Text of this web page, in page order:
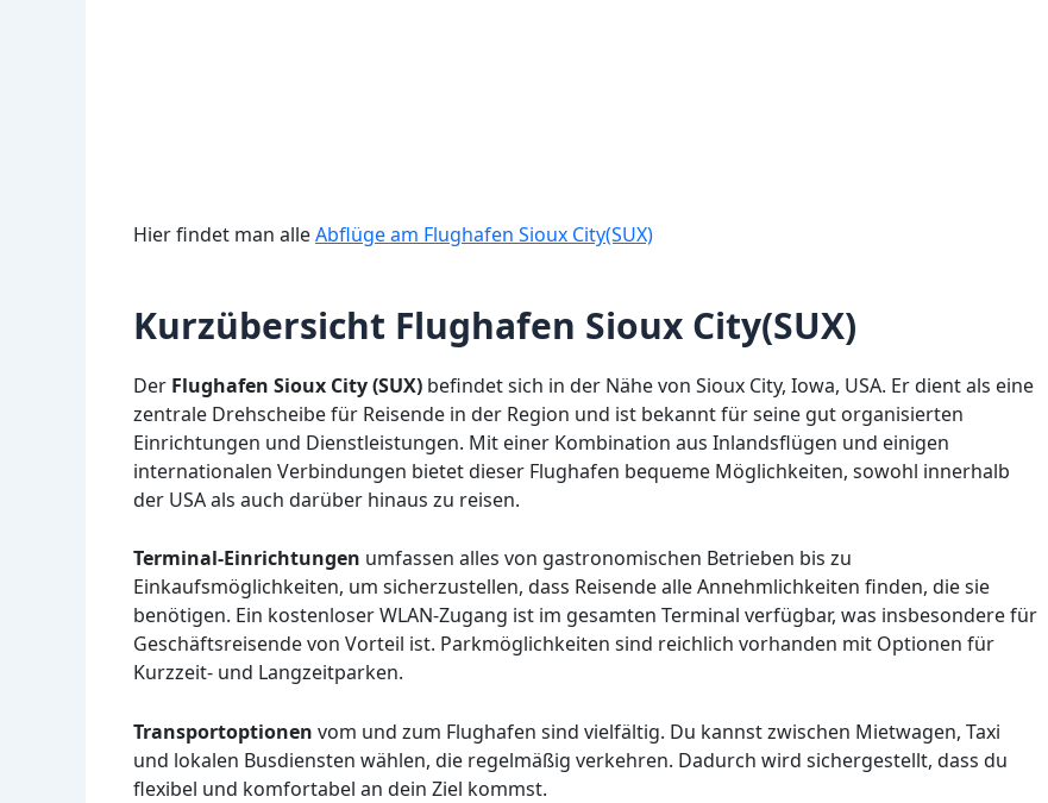
Hier findet man alleAbflüge am Flughafen Sioux City(SUX)
Kurzübersicht Flughafen Sioux City(SUX)
Der Flughafen Sioux City (SUX) befindet sich in der Nähe von Sioux City, Iowa, USA. Er dient als eine
zentrale Drehscheibe für Reisende in der Region und ist bekannt für seine gut organisierten
Einrichtungen und Dienstleistungen. Mit einer Kombination aus Inlandsflügen und einigen
internationalen Verbindungen bietet dieser Flughafen bequeme Möglichkeiten, sowohl innerhalb
der USA als auch darüber hinaus zu reisen.
Terminal-Einrichtungen umfassen alles von gastronomischen Betrieben bis zu
Einkaufsmöglichkeiten, um sicherzustellen, dass Reisende alle Annehmlichkeiten finden, die sie
benötigen. Ein kostenloser WLAN-Zugang ist im gesamten Terminal verfügbar, was insbesondere für
Geschäftsreisende von Vorteil ist. Parkmöglichkeiten sind reichlich vorhanden mit Optionen für
Kurzzeit- und Langzeitparken.
Transportoptionen vom und zum Flughafen sind vielfältig. Du kannst zwischen Mietwagen, Taxi
und lokalen Busdiensten wählen, die regelmäßig verkehren. Dadurch wird sichergestellt, dass du
flexibel und komfortabel an dein Ziel kommst.